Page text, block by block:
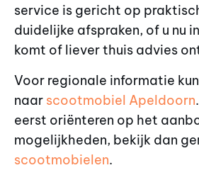
service is gericht op
duidelijke afspraken, of u nu
komt of liever thuis advies
Voor regionale informatie
naar scootmobiel Apeldoorn
eerst oriënteren op het
mogelijkheden, bekijk dan
scootmobielen.